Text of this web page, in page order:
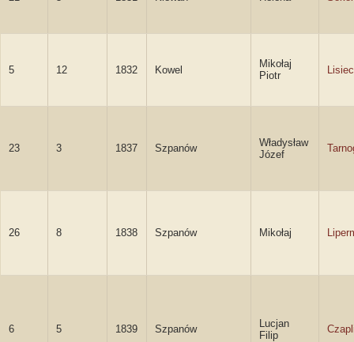
5 12 1832 Kowel
Mikołaj
Piotr
23 3 1837 Szpanów
Władysław
Józef
26 8 1838 Szpanów Mikołaj
6 5 1839 Szpanów
Lucjan
Filip